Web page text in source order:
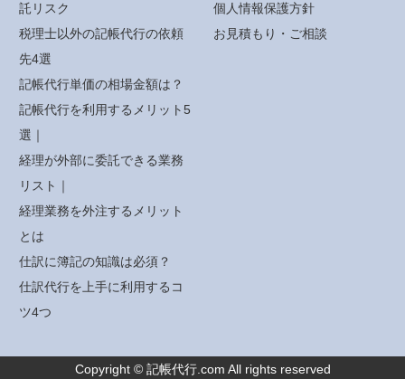
託リスク
税理士以外の記帳代行の依頼
先4選
記帳代行単価の相場金額は？
記帳代行を利用するメリット5
選｜
経理が外部に委託できる業務
リスト｜
経理業務を外注するメリット
とは
仕訳に簿記の知識は必須？
仕訳代行を上手に利用するコ
ツ4つ
個人情報保護方針
お見積もり・ご相談
Copyright © 記帳代行.com All rights reserved